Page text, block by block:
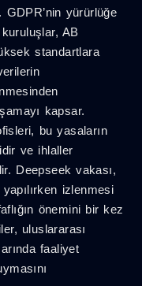
GDPR’nin yürürlüğe
AB
standartlara
kapsar.
bu yasaların
ve ihlaller
Deepseek vakası,
izlenmesi
önemini bir kez
uluslararası
faaliyet